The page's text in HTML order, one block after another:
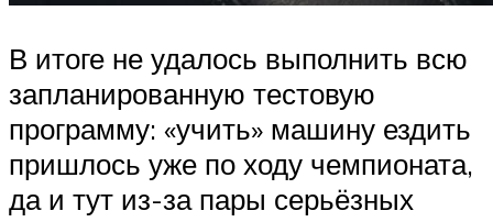
В итоге не удалось выполнить всю
запланированную тестовую
программу: «учить» машину ездить
пришлось уже по ходу чемпионата,
да и тут из-за пары серьёзных